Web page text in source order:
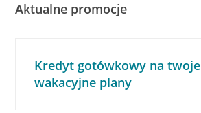
Aktualne promocje
Kredyt gotówkowy na twoje
wakacyjne plany